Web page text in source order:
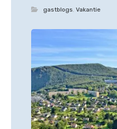
gastblogs,Vakantie